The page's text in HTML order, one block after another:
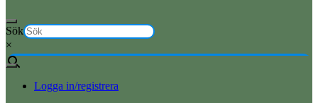
Sök
×
Logga in/registrera